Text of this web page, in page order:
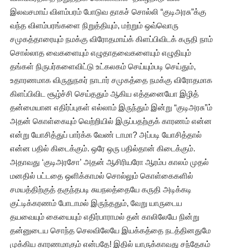
இலவசமாய் விளம்பரம் போடுவ தாகச் சொல்லி “குடிஅரசு”க்கு
வந்த விளம்பரங்களை நிறுத்தியும், மற்றும் ஒவ்வொரு
சமுகத்தாரையும் நமக்கு விரோதமாய்க் கிளப்பிவிடக் கருதி நாம்
சொல்லாத வைகளையும் எழுதாதவைகளையும் எழுதியும்
தங்கள் நிருபர்களைவிட்டு உட்கலகம் செய்யும்படி செய்தும்,
உதாரணமாக விருதுநகர் நாடார் சமுகத்தை நமக்கு விரோதமாக
கிளப்பிவிட சூழ்ச்சி செய்ததும் ஆகிய எத்தனையோ இழித்
தன்மையான எதிர்ப்புகள் எல்லாம் இருந்தும் இன்று “குடிஅரசு”ம்
அதன் கொள்கையும் வெற்றியில் இருப்பதற்குக் காரணம் என்ன
என்று யோசித்துப் பார்க்க வேண் டாமா? அப்படி யோசித்தால்
என்ன பதில் கிடைக்கும். ஒரே ஒரு பதில்தான் கிடைக்கும்.
அதாவது ‘குடிஅரசோ’ அதன் ஆசிரியரோ ஆரம்ப காலம் முதல்
மனதில் பட்டதை ஒளிக்காமல் சொல்லும் கொள்கைகளில்
சமயத்திற்குத் தகுந்தபடி சுயநலத்தையே கருதி அடிக்கடி
குட்டிக்கரணம் போடாமல் இருந்ததும், வேறு யாருடைய
தயவையும் கையையும் எதிர்பாராமல் தன் காலிலேயே நின்று
தன்னுடைய சொந்த செலவிலேயே இயக்கத்தை நடத்தினதுமே
முக்கிய காரணமாகும் என்பதே! இதில் யாருக்காவது சந்தேகம்